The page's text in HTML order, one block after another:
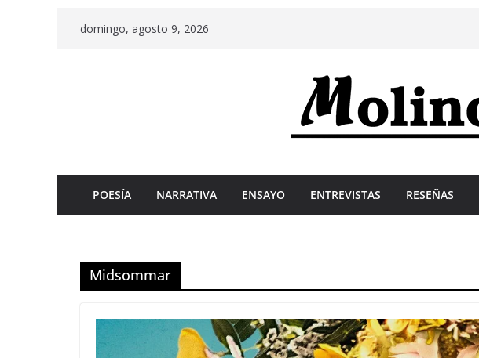
domingo, agosto 9, 2026
POESÍA NARRATIVA ENSAYO ENTREVISTAS RESEÑAS
Midsommar